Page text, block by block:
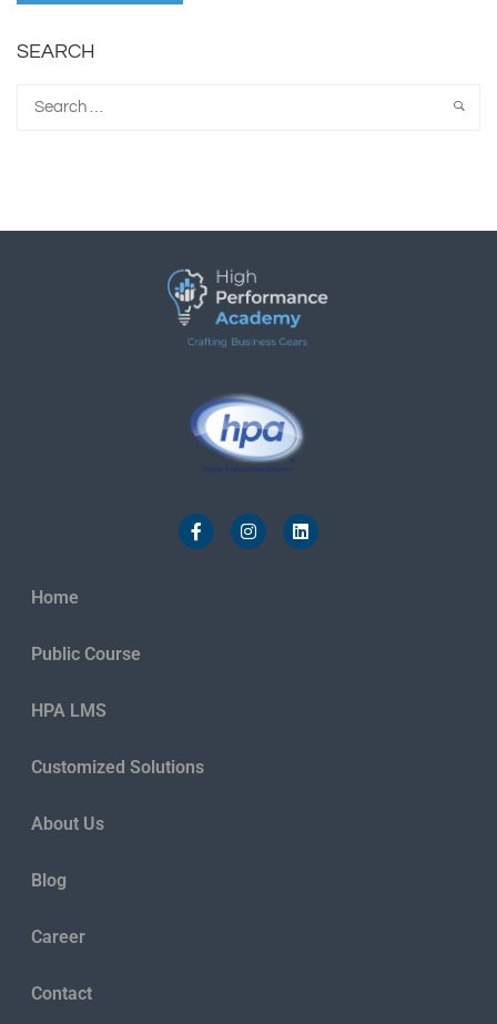
SEARCH
Home
Public Course
HPA LMS
Customized Solutions
About Us
Blog
Career
Contact